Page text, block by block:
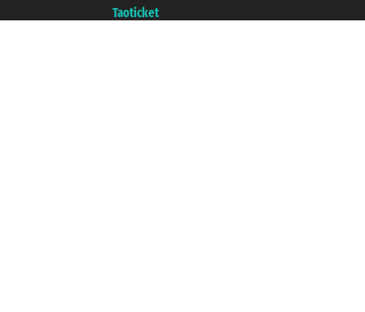
Taoticket